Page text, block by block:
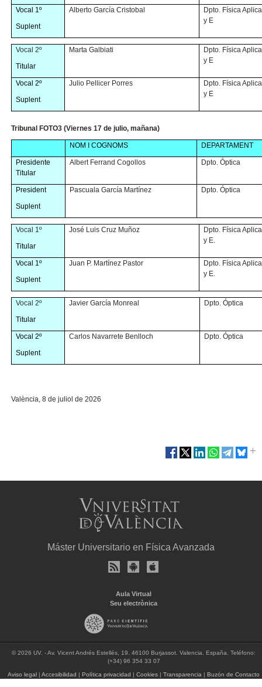
Vocal 1º
Suplent
Alberto García Cristobal
Dpto. Física
y E
Vocal 2º
Titular
Marta Galbiati
Dpto. Física
y E
Vocal 2º
Suplent
Julio Pellicer Porres
Dpto. Física
y E
Tribunal FOTO3 (Viernes 17 de julio, mañana)
NOM I COGNOMS DEPARTAMENT
Presidente
Titular
Albert Ferrand Cogollos Dpto. Óptica
President
Suplent
Pascuala García Martínez Dpto. Óptica
Vocal 1º
Titular
José Luis Cruz Muñoz
Dpto. Física
y E.
Vocal 1º
Suplent
Juan P. Martínez Pastor
Dpto. Física
y E.
Vocal 2º
Titular
Javier García Monreal Dpto. Óptica
Vocal 2º
Suplent
Carlos Navarrete Benlloch Dpto. Óptica
València, 8 de juliol de 2026
Máster Universitario en Física Avanzada
Aula Virtual
Seu electrònica
© 2026 UV. - Av. Vicent Andrés Estellés, 19. 46100 Burjassot. Valencia. España. Teléfono:
(+34) 96 354 33 07
Aviso legal |Accesibilidad |Política privacidad |Cookies |Transparencia |Buzón de Contacto